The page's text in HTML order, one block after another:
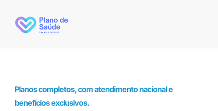
Planos completos, com atendimento nacional e
benefícios exclusivos.